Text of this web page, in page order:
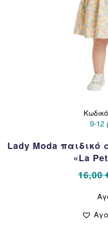
9-12
Lady Moda
«La
16,00